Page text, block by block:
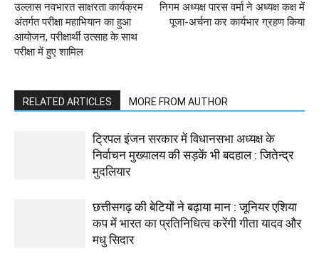
उल्लास नवभारत साक्षरता कार्यक्रम
अंतर्गत परीक्षा महाभियान का हुआ
आयोजन, परीक्षार्थी उत्साह के साथ
परीक्षा में हुए शामिल
निगम अध्यक्ष पारस वर्मा ने अध्यक्ष कक्ष में
पूजा-अर्चना कर कार्यभार ग्रहण किया
RELATED ARTICLES MORE FROM AUTHOR
ट्रिपल इंजन सरकार में विधानसभा अध्यक्ष के
निर्वाचन मुख्यालय की सड़कें भी बदहाल : जितेन्द्र
मुदलियार
छत्तीसगढ़ की बेटियों ने बढ़ाया मान : जूनियर एशिया
कप में भारत का प्रतिनिधित्व करेंगी गीता यादव और
मधु सिदार